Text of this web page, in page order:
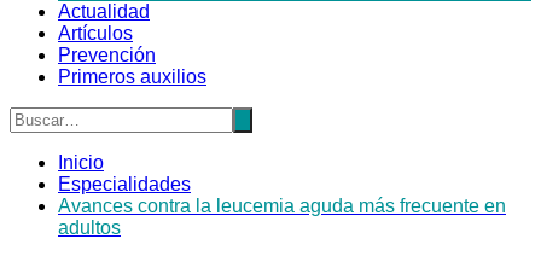
Actualidad
Artículos
Prevención
Primeros auxilios
Inicio
Especialidades
Avances contra la leucemia aguda más frecuente en
adultos